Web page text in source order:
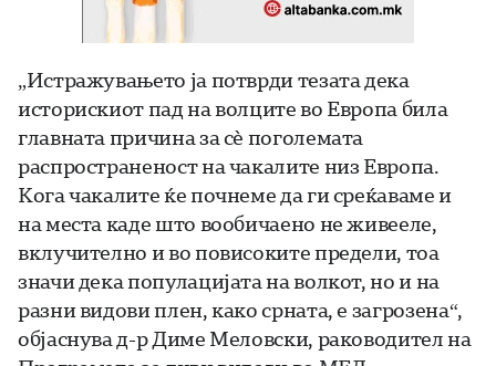
„Истражувањето ја потврди тезата дека
историскиот пад на волците во Европа била
главната причина за сè поголемата
распространеност на чакалите низ Европа.
Кога чакалите ќе почнеме да ги среќаваме и
на места каде што вообичаено не живееле,
вклучително и во повисоките предели, тоа
значи дека популацијата на волкот, но и на
разни видови плен, како срната, е загрозена“,
објаснува д-р Диме Меловски, раководител на